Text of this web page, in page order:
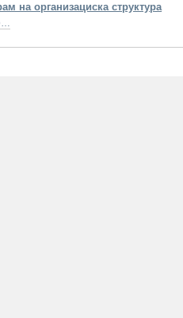
на организациска структура